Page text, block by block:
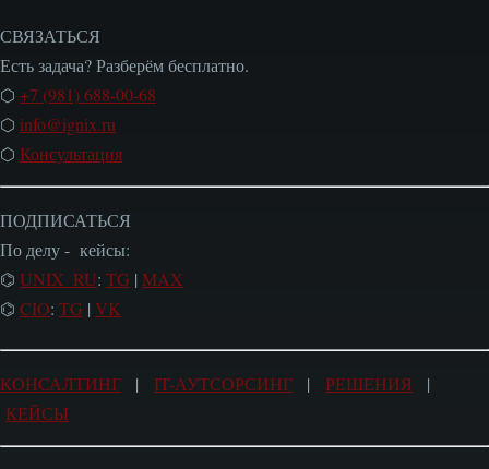
СВЯЗАТЬСЯ
Есть задача? Разберём бесплатно.
⬡ +7 (981) 688-00-68
⬡ info@ignix.ru
⬡ Консультация
ПОДПИСАТЬСЯ
По делу - кейсы:
⌬ UNIX_RU: TG | MAX
⌬ CIO: TG | VK
КОНСАЛТИНГ | IT-АУТСОРСИНГ | РЕШЕНИЯ |
КЕЙСЫ